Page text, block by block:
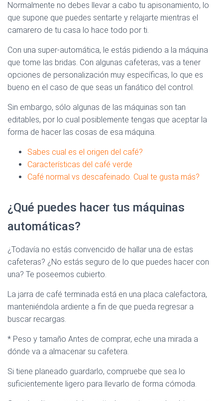
Normalmente no debes llevar a cabo tu apisonamiento, lo
que supone que puedes sentarte y relajarte mientras el
camarero de tu casa lo hace todo por ti.
Con una super-automática, le estás pidiendo a la máquina
que tome las bridas. Con algunas cafeteras, vas a tener
opciones de personalización muy específicas, lo que es
bueno en el caso de que seas un fanático del control.
Sin embargo, sólo algunas de las máquinas son tan
editables, por lo cual posiblemente tengas que aceptar la
forma de hacer las cosas de esa máquina.
Sabes cual es el origen del café?
Características del café verde
Café normal vs descafeinado. Cual te gusta más?
¿Qué puedes hacer tus máquinas
automáticas?
¿Todavía no estás convencido de hallar una de estas
cafeteras? ¿No estás seguro de lo que puedes hacer con
una? Te poseemos cubierto.
La jarra de café terminada está en una placa calefactora,
manteniéndola ardiente a fin de que pueda regresar a
buscar recargas.
* Peso y tamaño Antes de comprar, eche una mirada a
dónde va a almacenar su cafetera.
Si tiene planeado guardarlo, compruebe que sea lo
suficientemente ligero para llevarlo de forma cómoda.